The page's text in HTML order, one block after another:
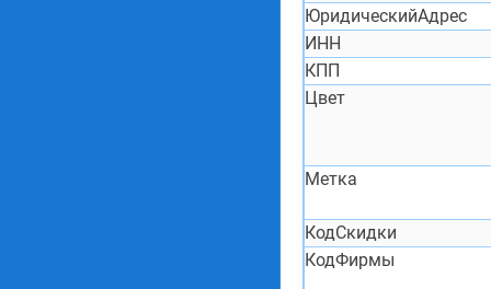
ЮридическийАдрес
ИНН
КПП
Цвет
Метка
КодСкидки
КодФирмы